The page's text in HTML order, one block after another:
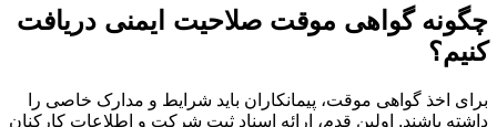
چگونه گواهی موقت صلاحیت ایمنی دریافت
کنیم؟
برای اخذ گواهی موقت، پیمانکاران باید شرایط و مدارک خاصی را
داشته باشند. اولین قدم، ارائه اسناد ثبت شرکت و اطلاعات کارکنان